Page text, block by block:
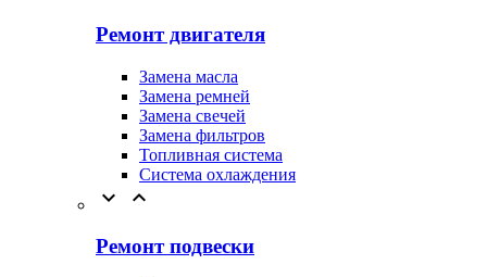
Ремонт двигателя
Замена масла
Замена ремней
Замена свечей
Замена фильтров
Топливная система
Система охлаждения
 
Ремонт подвески